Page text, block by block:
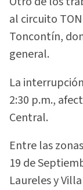
al circuito
Toncontín,
general.
La
2:30 p.m.,
Central.
Entre las
19 de
Laureles y